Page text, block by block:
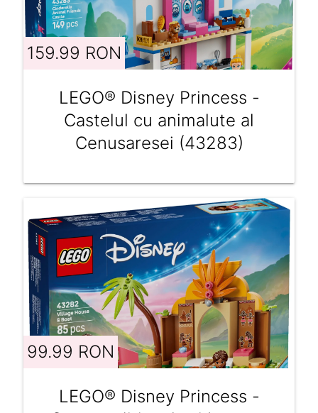
159.99 RON
LEGO® Disney Princess -
Castelul cu animalute al
Cenusaresei (43283)
99.99 RON
LEGO® Disney Princess -